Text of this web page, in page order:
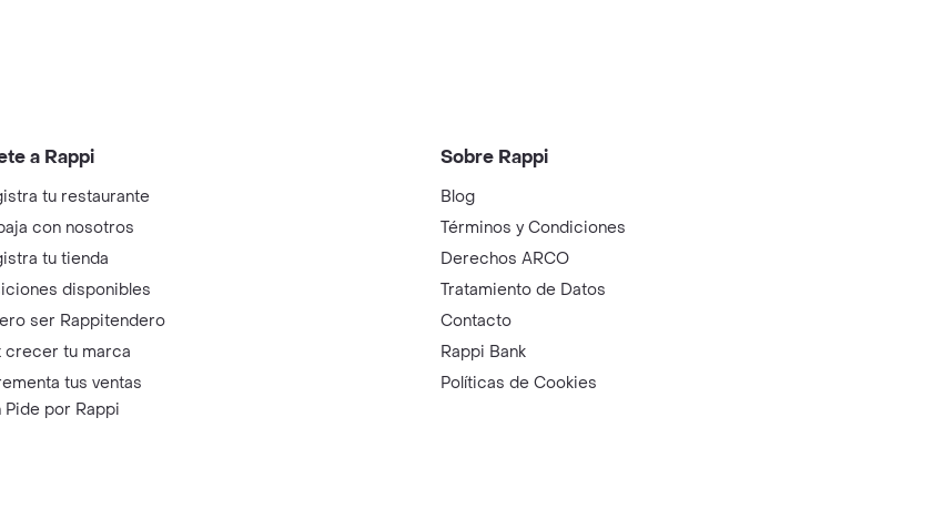
a Rappi
tu restaurante
con nosotros
tu tienda
disponibles
ser Rappitendero
crecer tu marca
tus ventas
Pide por Rappi
Sobre Rappi
Blog
Términos y Condiciones
Derechos ARCO
Tratamiento de Datos
Contacto
Rappi Bank
Políticas de Cookies